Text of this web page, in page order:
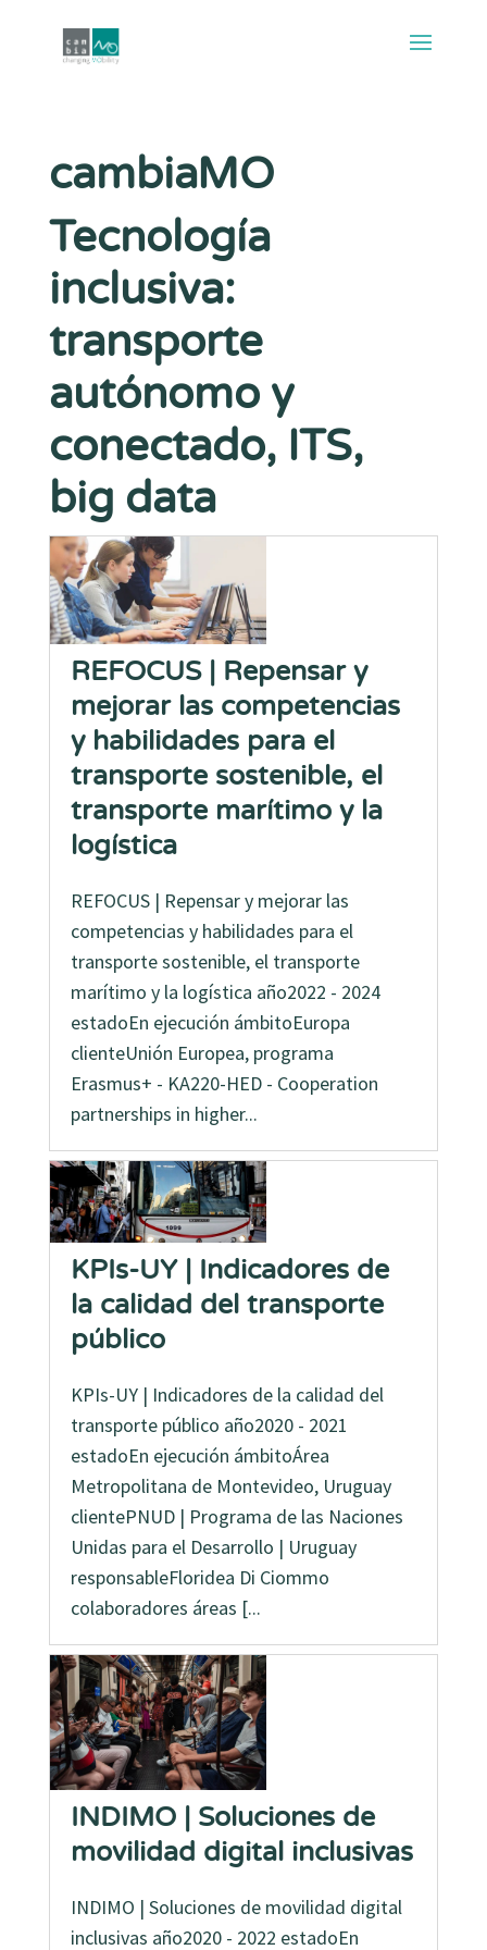
cambiaMO
Tecnología
inclusiva:
transporte
autónomo y
conectado, ITS,
big data
REFOCUS | Repensar y
mejorar las competencias
y habilidades para el
transporte sostenible, el
transporte marítimo y la
logística
REFOCUS | Repensar y mejorar las
competencias y habilidades para el
transporte sostenible, el transporte
marítimo y la logística año2022 - 2024
estadoEn ejecución ámbitoEuropa
clienteUnión Europea, programa
Erasmus+ - KA220-HED - Cooperation
partnerships in higher...
KPIs-UY | Indicadores de
la calidad del transporte
público
KPIs-UY | Indicadores de la calidad del
transporte público año2020 - 2021
estadoEn ejecución ámbitoÁrea
Metropolitana de Montevideo, Uruguay
clientePNUD | Programa de las Naciones
Unidas para el Desarrollo | Uruguay
responsableFloridea Di Ciommo
colaboradores áreas [...
INDIMO | Soluciones de
movilidad digital inclusivas
INDIMO | Soluciones de movilidad digital
inclusivas año2020 - 2022 estadoEn